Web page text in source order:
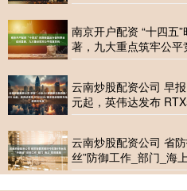
南京开户配资 “十四五
著，九大重点筑牢公平
云南炒股配资公司 早
元起，英伟达发布
云南炒股配资公司 省
丝”防御工作_部门_海